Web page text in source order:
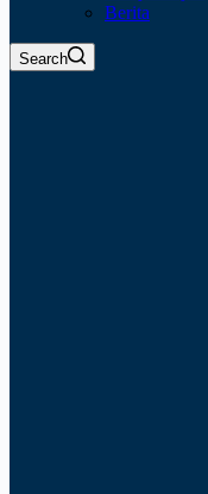
Berita
Search